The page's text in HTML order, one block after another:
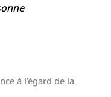
à l’égard de la